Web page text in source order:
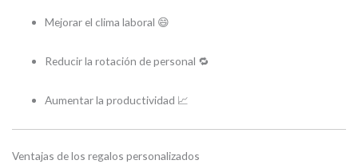
Mejorar el clima laboral 😄
Reducir la rotación de personal 🔁
Aumentar la productividad 📈
Ventajas de los regalos personalizados